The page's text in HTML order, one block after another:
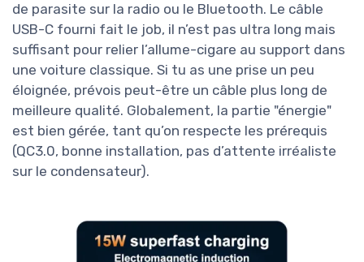
de parasite sur la radio ou le Bluetooth. Le câble
USB-C fourni fait le job, il n’est pas ultra long mais
suffisant pour relier l’allume-cigare au support dans
une voiture classique. Si tu as une prise un peu
éloignée, prévois peut-être un câble plus long de
meilleure qualité. Globalement, la partie "énergie"
est bien gérée, tant qu’on respecte les prérequis
(QC3.0, bonne installation, pas d’attente irréaliste
sur le condensateur).